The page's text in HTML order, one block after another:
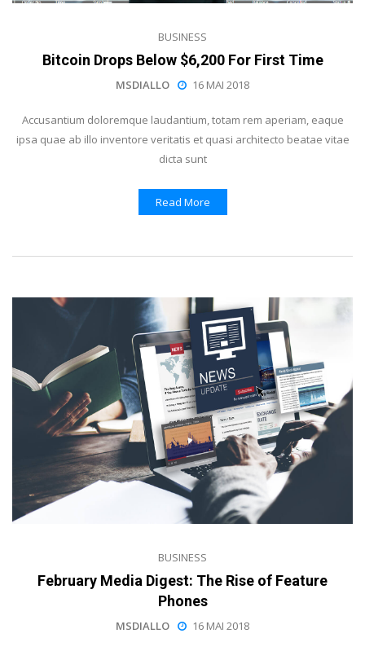
BUSINESS
Bitcoin Drops Below $6,200 For First Time
MSDIALLO 16 MAI 2018
Accusantium doloremque laudantium, totam rem aperiam, eaque
ipsa quae ab illo inventore veritatis et quasi architecto beatae vitae
dicta sunt
Read More
BUSINESS
February Media Digest: The Rise of Feature
Phones
MSDIALLO 16 MAI 2018